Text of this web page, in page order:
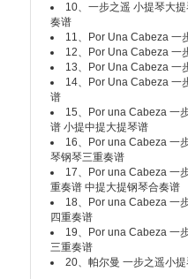
10、 一步之遥 小提琴大
奏谱
11、
Por Una Cabeza 一
12、
Por Una Cabeza 一
13、
Por Una Cabeza 一
14、
Por Una Cabeza 一
谱
15、
Por una Cabeza 一
谱 小提中提大提琴谱
16、
Por una Cabeza 一
琴钢琴三重奏谱
17、
Por una Cabeza 一
重奏谱 中提大提钢琴合奏谱
18、
Por una Cabeza 一
四重奏谱
19、
Por una Cabeza 一
三重奏谱
20、 帕尔曼 一步之遥小